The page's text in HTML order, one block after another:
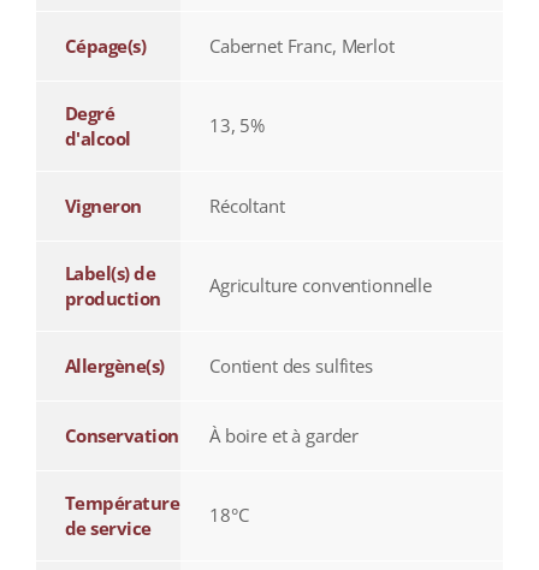
Cépage(s) Cabernet Franc, Merlot
Degré
d'alcool
13, 5%
Vigneron Récoltant
Label(s) de
production
Agriculture conventionnelle
Allergène(s) Contient des sulfites
Conservation À boire et à garder
Température
de service
18°C